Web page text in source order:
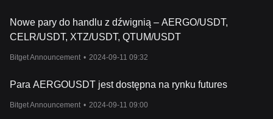
Nowe pary do handlu z dźwignią – AERGO/USDT,
CELR/USDT, XTZ/USDT, QTUM/USDT
Bitget Announcement • 2024-09-11 09:32
Para AERGOUSDT jest dostępna na rynku futures
Bitget Announcement • 2024-09-11 09:00